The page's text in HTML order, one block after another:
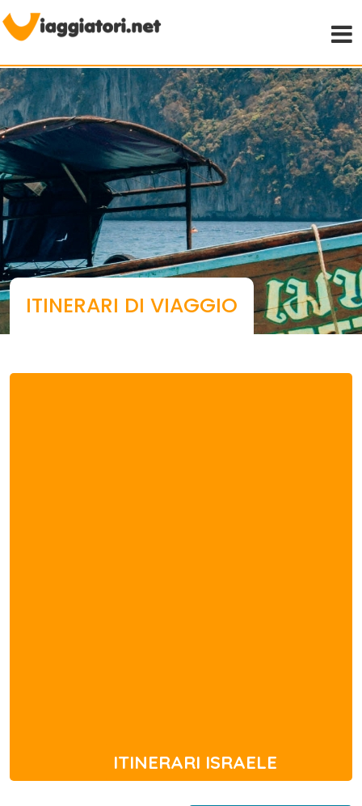
ITINERARI DI VIAGGIO
ITINERARI ISRAELE